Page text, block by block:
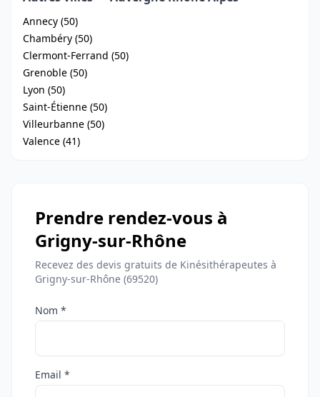
Annecy (50)
Chambéry (50)
Clermont-Ferrand (50)
Grenoble (50)
Lyon (50)
Saint-Étienne (50)
Villeurbanne (50)
Valence (41)
Prendre rendez-vous à
Grigny-sur-Rhône
Recevez des devis gratuits de Kinésithérapeutes à
Grigny-sur-Rhône (69520)
Nom *
Email *